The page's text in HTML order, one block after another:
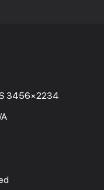
3456×2234